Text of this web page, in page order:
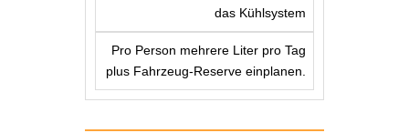
das Kühlsystem
Pro Person mehrere Liter pro Tag
plus Fahrzeug-Reserve einplanen.